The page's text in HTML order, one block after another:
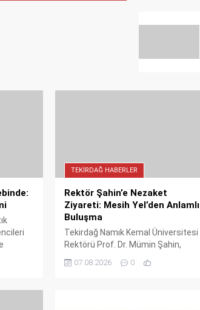
TEKIRDAĞ HABERLER
Rektör Şahin’e Nezaket
Ziyareti: Mesih Yel’den Anlamlı
Buluşma
Tekirdağ Namık Kemal Üniversitesi
Rektörü Prof. Dr. Mümin Şahin,
Uzm. Dr. Mesih Yel’i makamında
kabul etti. Görüşmede sağlık
07.08.2026 0